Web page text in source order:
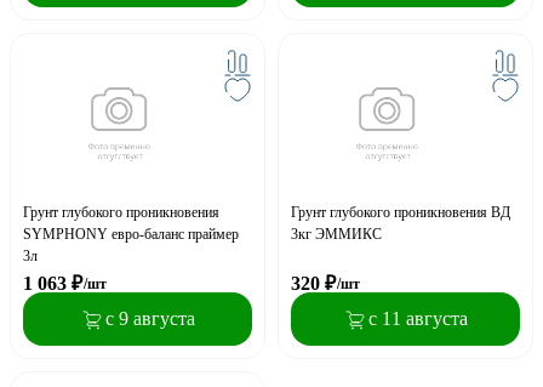
Грунт глубокого проникновения
SYMPHONY евро-баланс праймер
3л
1 063 ₽/шт
с 9 августа
Грунт глубокого проникновения ВД
3кг ЭММИКС
320 ₽/шт
с 11 августа